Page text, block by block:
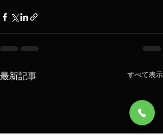
最新記事 すべて表示